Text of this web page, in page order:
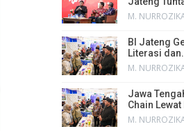
M.
BI Jateng
Literasi
M.
Jawa
Chain
M.